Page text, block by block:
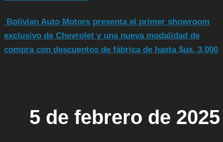
Bolivian Auto Motors presenta el primer showroom
exclusivo de Chevrolet y una nueva modalidad de
compra con descuentos de fábrica de hasta $us. 3.000
5 de febrero de 2025